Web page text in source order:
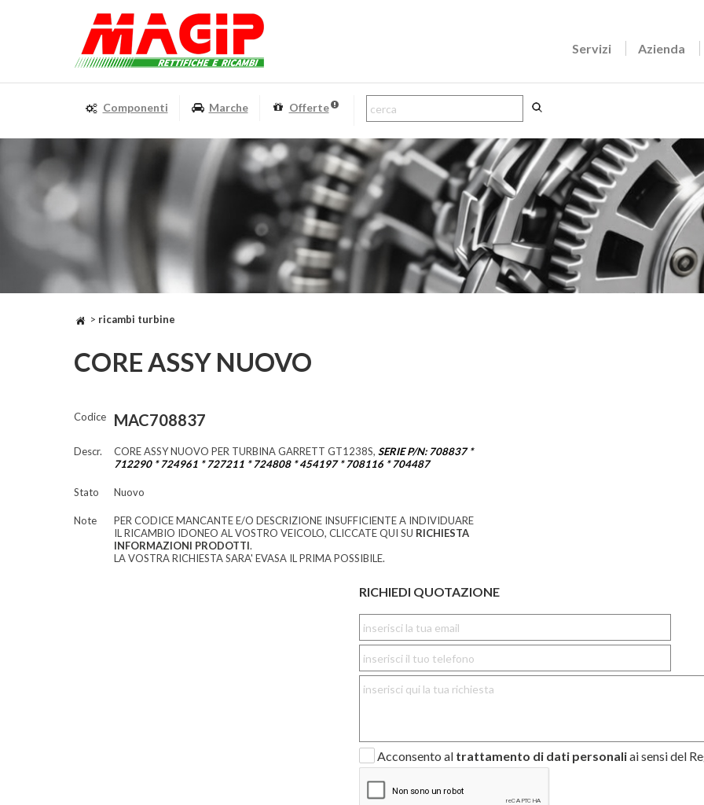
Servizi Azienda
Componenti Marche Offerte
> ricambi turbine
CORE ASSY NUOVO
Codice MAC708837
Descr. CORE ASSY NUOVO PER TURBINA GARRETT GT1238S, SERIE P/N: 708837 *
712290 * 724961 * 727211 * 724808 * 454197 * 708116 * 704487
Stato Nuovo
Note
PER CODICE MANCANTE E/O DESCRIZIONE INSUFFICIENTE A INDIVIDUARE
IL RICAMBIO IDONEO AL VOSTRO VEICOLO, CLICCATE QUI SU RICHIESTA
INFORMAZIONI PRODOTTI.
LA VOSTRA RICHIESTA SARA' EVASA IL PRIMA POSSIBILE.
RICHIEDI QUOTAZIONE
Acconsento al trattamento di dati personaliai sensi del